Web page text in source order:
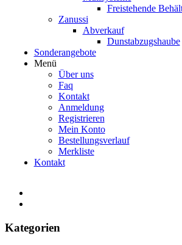
Freistehende
Zanussi
Abverkauf
Dunstabzugshaube
Sonderangebote
Menü
Über uns
Faq
Kontakt
Anmeldung
Registrieren
Mein Konto
Bestellungsverlauf
Merkliste
Kontakt
Kategorien